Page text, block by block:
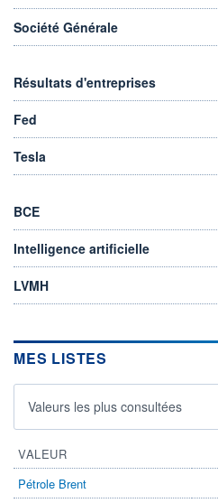
Société Générale
Résultats d'entreprises
Fed
Tesla
BCE
Intelligence artificielle
LVMH
MES LISTES
Valeurs les plus consultées
VALEUR
Pétrole Brent